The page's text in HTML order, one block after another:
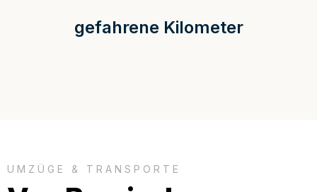
gefahrene Kilometer
UMZÜGE & TRANSPORTE